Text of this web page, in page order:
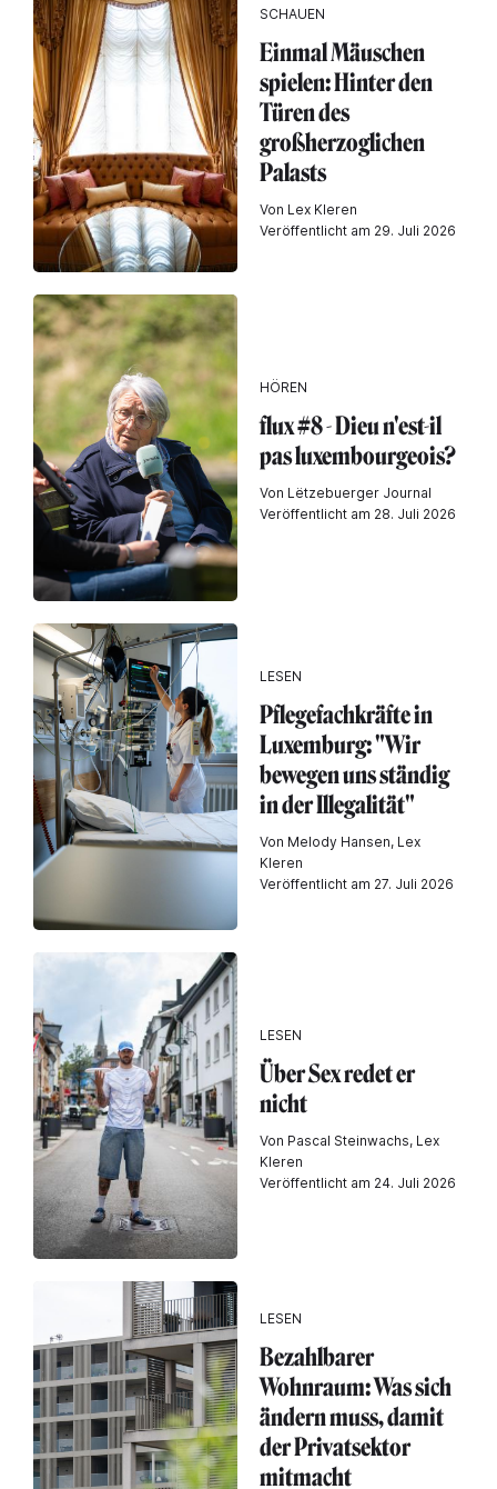
SCHAUEN
Einmal Mäuschen
spielen: Hinter den
Türen des
großherzoglichen
Palasts
Von Lex Kleren
Veröffentlicht am 29. Juli 2026
HÖREN
flux #8 - Dieu n'est-il
pas luxembourgeois?
Von Lëtzebuerger Journal
Veröffentlicht am 28. Juli 2026
LESEN
Pflegefachkräfte in
Luxemburg: "Wir
bewegen uns ständig
in der Illegalität"
Von Melody Hansen, Lex
Kleren
Veröffentlicht am 27. Juli 2026
LESEN
Über Sex redet er
nicht
Von Pascal Steinwachs, Lex
Kleren
Veröffentlicht am 24. Juli 2026
LESEN
Bezahlbarer
Wohnraum: Was sich
ändern muss, damit
der Privatsektor
mitmacht